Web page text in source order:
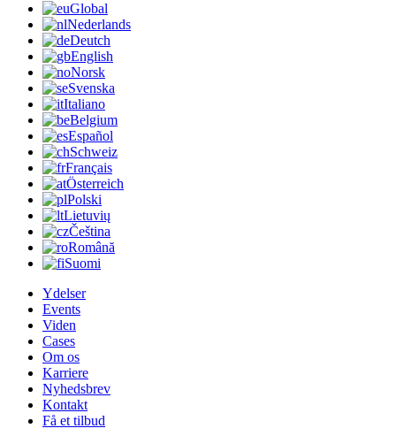
Global
Nederlands
Deutch
English
Norsk
Svenska
Italiano
Belgium
Español
Schweiz
Français
Österreich
Polski
Lietuvių
Čeština
Română
Suomi
Ydelser
Events
Viden
Cases
Om os
Karriere
Nyhedsbrev
Kontakt
Få et tilbud